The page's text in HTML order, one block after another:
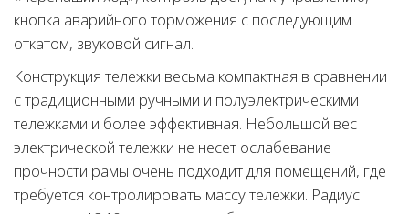
кнопка аварийного торможения с последующим
откатом, звуковой сигнал.
Конструкция тележки весьма компактная в сравнении
с традиционными ручными и полуэлектрическими
тележками и более эффективная. Небольшой вес
электрической тележки не несет ослабевание
прочности рамы очень подходит для помещений, где
требуется контролировать массу тележки. Радиус